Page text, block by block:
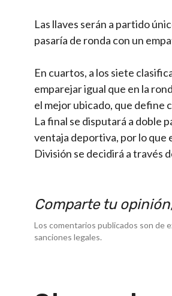
Las llaves serán a partido
pasaría de ronda con un
En cuartos, a los siete
emparejar igual que en la
el mejor ubicado, que define
La final se disputará a doble
ventaja deportiva, por lo que
División se decidirá a través
Comparte tu
Los comentarios publicados son de
sanciones legales.